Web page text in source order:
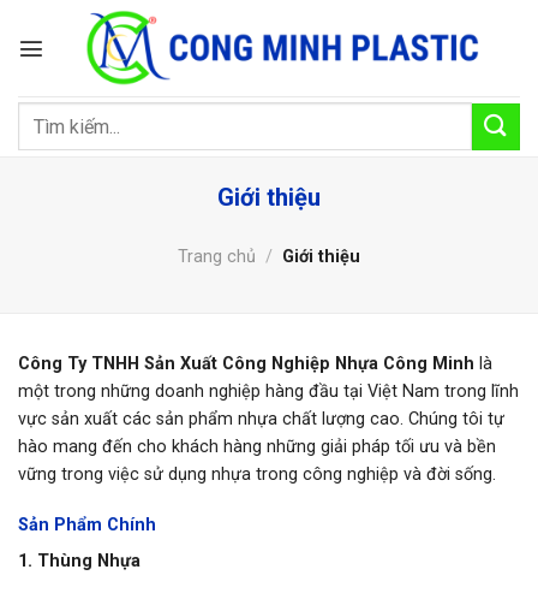
qua
Tìm
Giới thiệu
Trang chủ / Giới thiệu
Công Ty TNHH Sản Xuất Công Nghiệp Nhựa Công Minh là
một trong những doanh nghiệp hàng đầu tại Việt Nam trong lĩnh
vực sản xuất các sản phẩm nhựa chất lượng cao. Chúng tôi tự
hào mang đến cho khách hàng những giải pháp tối ưu và bền
vững trong việc sử dụng nhựa trong công nghiệp và đời sống.
Sản Phẩm Chính
1. Thùng Nhựa